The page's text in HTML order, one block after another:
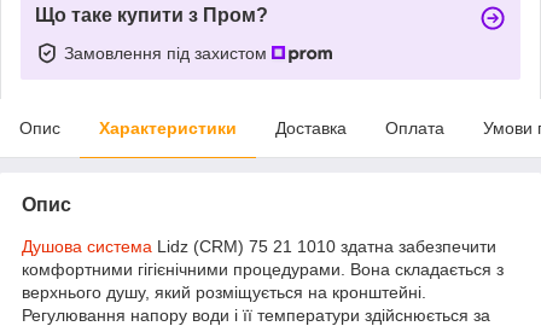
Що таке купити з Пром?
Замовлення під захистом
Опис Характеристики Доставка Оплата Умови
Опис
Душова система Lidz (CRM) 75 21 1010 здатна забезпечити
комфортними гігієнічними процедурами. Вона складається з
верхнього душу, який розміщується на кронштейні.
Регулювання напору води і її температури здійснюється за